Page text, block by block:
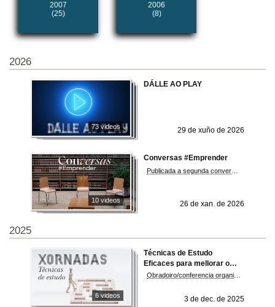
2007
(25)
2006
(8)
2026
73 videos
DÁLLE AO PLAY
29 de xuño de 2026
10 videos
Conversas #Emprender
26 de xan. de 2026
2025
6 videos
Técnicas de Estudo
Eficaces para mellorar o
rendemento académico /
relacións interpersoais
3 de dec. de 2025